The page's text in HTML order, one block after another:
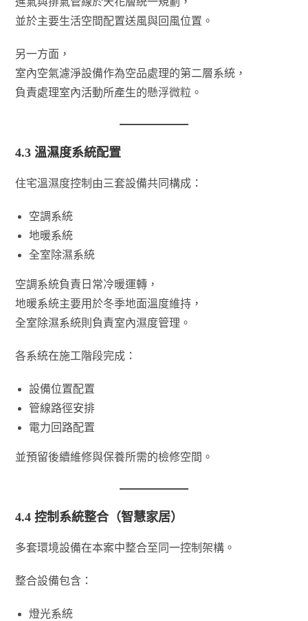
並於主要生活空間配置送風與回風位置。
另一方面，
室內空氣濾淨設備作為空品處理的第二層系統，
負責處理室內活動所產生的懸浮微粒。
4.3 溫濕度系統配置
住宅溫濕度控制由三套設備共同構成：
空調系統
地暖系統
全室除濕系統
空調系統負責日常冷暖運轉，
地暖系統主要用於冬季地面溫度維持，
全室除濕系統則負責室內濕度管理。
各系統在施工階段完成：
設備位置配置
管線路徑安排
電力回路配置
並預留後續維修與保養所需的檢修空間。
4.4 控制系統整合（智慧家居）
多套環境設備在本案中整合至同一控制架構。
整合設備包含：
燈光系統